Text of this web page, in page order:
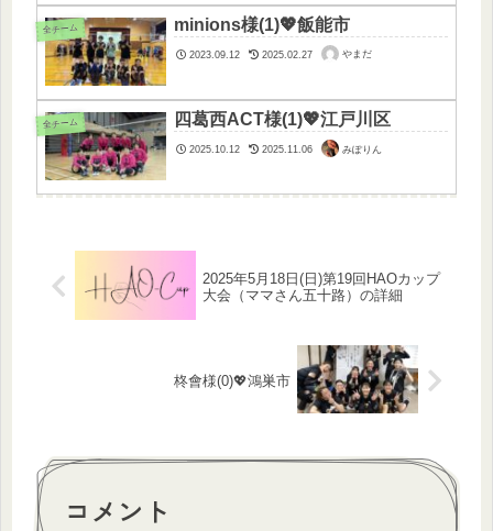
全チーム minions様(1)💖飯能市
2023.09.12 2025.02.27 やまだ
全チーム 四葛西ACT様(1)💖江戸川区
2025.10.12 2025.11.06 みぽりん
2025年5月18日(日)第19回HAOカップ
大会（ママさん五十路）の詳細
柊會様(0)💖鴻巣市
コメント